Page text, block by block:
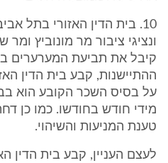
10. בית הדין האזורי בתל
קיבל את תביעת המערערים
ההתיישנות, קבע בית הדין
על בסיס השכר הקובע הוא
מידי חודש בחודשו. כמו כן
טענת המניעות והשיהוי.
לעצם העניין, קבע בית הדין